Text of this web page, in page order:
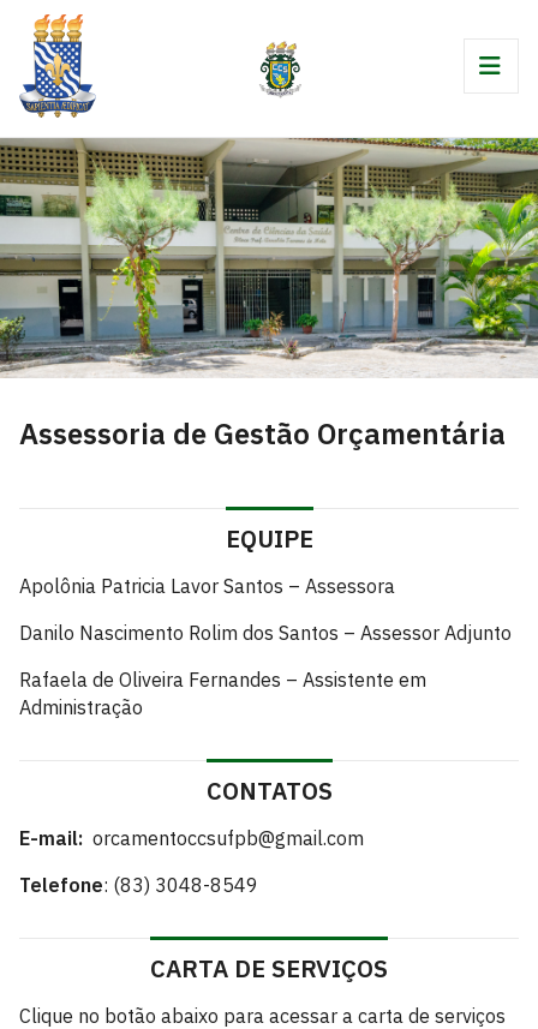
Assessoria de Gestão Orçamentária
EQUIPE
Apolônia Patricia Lavor Santos – Assessora
Danilo Nascimento Rolim dos Santos – Assessor Adjunto
Rafaela de Oliveira Fernandes – Assistente em
Administração
CONTATOS
E-mail: orcamentoccsufpb@gmail.com
Telefone: (83) 3048-8549
CARTA DE SERVIÇOS
Clique no botão abaixo para acessar a carta de serviços